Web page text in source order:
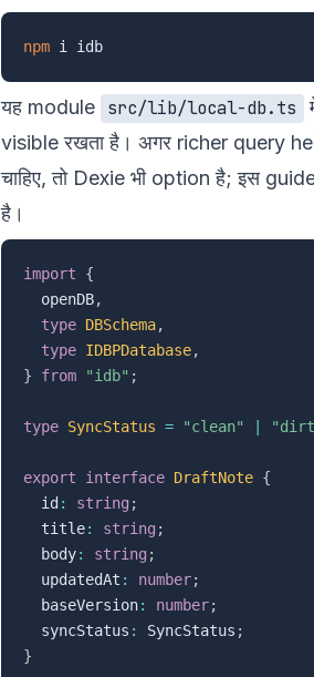
npm
यह module src/lib/local-db.ts
visible रखता है। अगर richer query
चाहिए, तो Dexie भी option है; इस
है।
import
{
  openDB
,
type DBSchema,
type IDBPDatabase,
}
from "idb" ;
type SyncStatus = "clean"
export interface DraftNote {
  id
: string ;
  title
: string ;
  body
: string ;
  updatedAt
: number;
  baseVersion
: number;
  syncStatus
: SyncStatus ;
}